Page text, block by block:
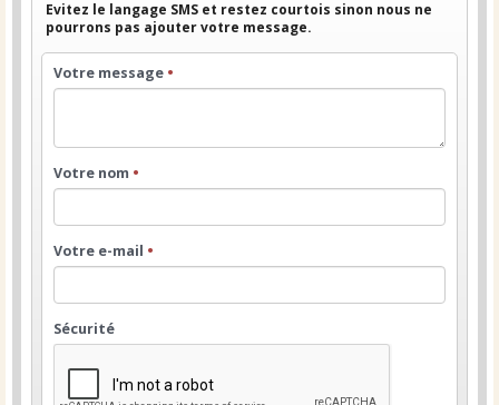
Evitez le langage SMS et restez courtois sinon nous ne
pourrons pas ajouter votre message.
Votre message •
Votre nom •
Votre e-mail •
Sécurité